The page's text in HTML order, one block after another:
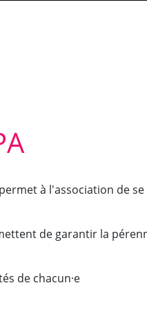
à l'association de
de garantir la
de chacun·e